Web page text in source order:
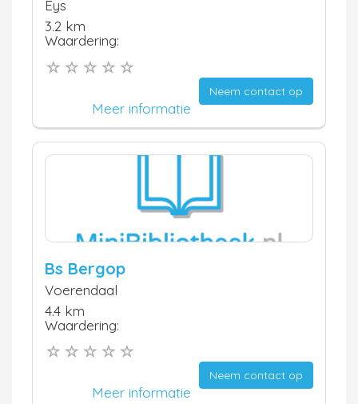
Eys
3.2 km
Waardering:
Neem contact op
Meer informatie
Bs Bergop
Voerendaal
4.4 km
Waardering:
Neem contact op
Meer informatie